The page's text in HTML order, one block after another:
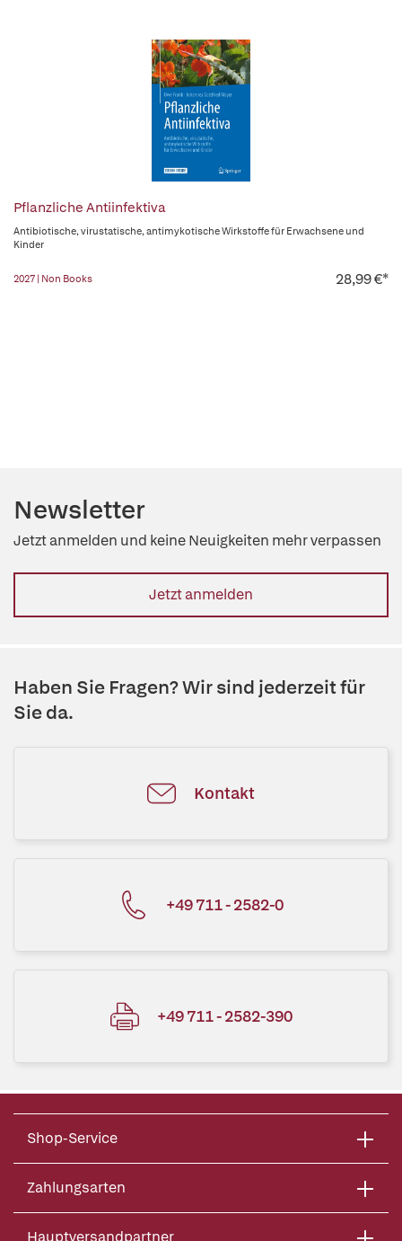
Pflanzliche Antiinfektiva
Antibiotische, virustatische, antimykotische Wirkstoffe für Erwachsene und
Kinder
2027 | Non Books 28,99 €*
Newsletter
Jetzt anmelden und keine Neuigkeiten mehr verpassen
Jetzt anmelden
Haben Sie Fragen? Wir sind jederzeit für
Sie da.
Kontakt
+49 711 - 2582-0
+49 711 - 2582-390
Shop-Service
Zahlungsarten
Hauptversandpartner